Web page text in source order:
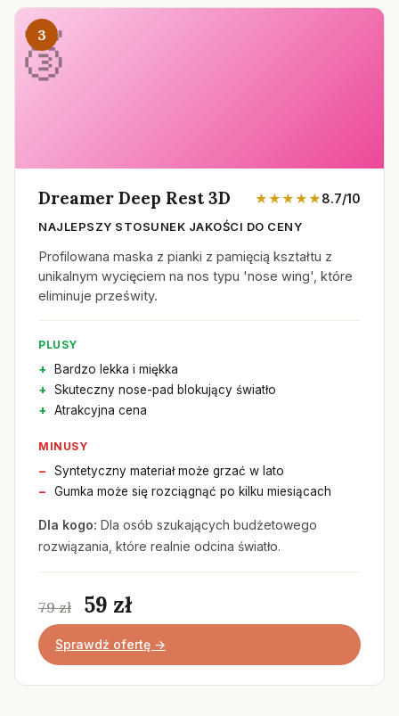
3
Dreamer Deep Rest 3D ★★★★★8.7/10
NAJLEPSZY STOSUNEK JAKOŚCI DO CENY
Profilowana maska z pianki z pamięcią kształtu z
unikalnym wycięciem na nos typu 'nose wing', które
eliminuje prześwity.
PLUSY
Bardzo lekka i miękka
Skuteczny nose-pad blokujący światło
Atrakcyjna cena
MINUSY
Syntetyczny materiał może grzać w lato
Gumka może się rozciągnąć po kilku miesiącach
Dla kogo: Dla osób szukających budżetowego
rozwiązania, które realnie odcina światło.
79 zł 59 zł
Sprawdź ofertę →